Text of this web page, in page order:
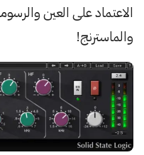
الاعتماد على العين
والماسترنج!